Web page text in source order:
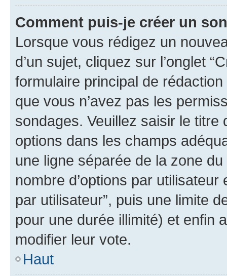
Comment puis-je créer un
Lorsque vous rédigez un
d’un sujet, cliquez sur l’onglet
formulaire principal de
que vous n’avez pas les
sondages. Veuillez saisir le
options dans les champs
une ligne séparée de la zone
nombre d’options par
par utilisateur”, puis une limite
pour une durée illimité) et enfin
modifier leur vote.
Haut